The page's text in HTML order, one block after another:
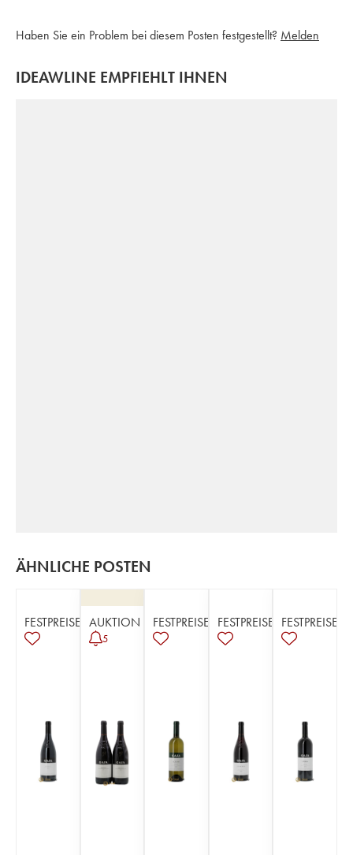
Haben Sie ein Problem bei diesem Posten festgestellt? Melden
IDEAWLINE EMPFIEHLT IHNEN
ÄHNLICHE POSTEN
FESTPREISE AUKTION
5
FESTPREISE FESTPREISE FESTPREISE